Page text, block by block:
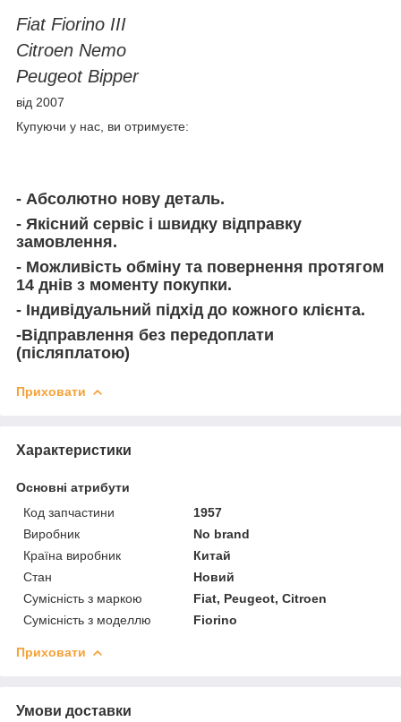
Fiat Fiorino III
Citroen Nemo
Peugeot Bipper
від 2007
Купуючи у нас, ви отримуєте:
- Абсолютно нову деталь.
- Якісний сервіс і швидку відправку
замовлення.
- Можливість обміну та повернення протягом
14 днів з моменту покупки.
- Індивідуальний підхід до кожного клієнта.
-Відправлення без передоплати
(післяплатою)
Приховати
Характеристики
Основні атрибути
Код запчастини
1957
Виробник
No brand
Країна виробник
Китай
Стан
Новий
Сумісність з маркою
Fiat, Peugeot, Citroen
Сумісність з моделлю
Fiorino
Приховати
Умови доставки